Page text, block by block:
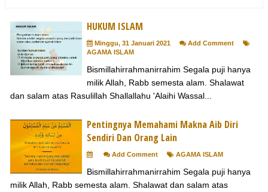
HUKUM ISLAM
Minggu, 31 Januari 2021
Add Comment
AGAMA ISLAM
Bismillahirrahmanirrahim Segala puji hanya
milik Allah, Rabb semesta alam. Shalawat
dan salam atas Rasulillah Shallallahu 'Alaihi Wassal...
Pentingnya Memahami Makna Aib Diri
Sendiri Dan Orang Lain
Add Comment AGAMA ISLAM
Bismillahirrahmanirrahim Segala puji hanya
milik Allah, Rabb semesta alam. Shalawat dan salam atas